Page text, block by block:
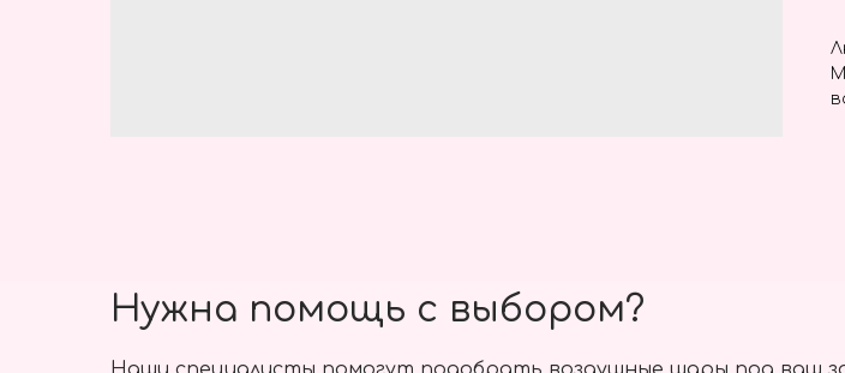
Нужна помощь с выбором?